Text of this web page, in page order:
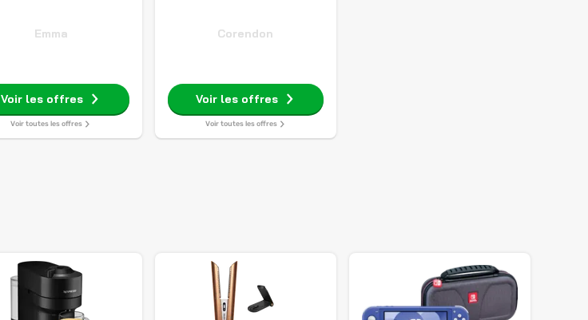
Emma
Voir les offres
Voir toutes les offres
Corendon
Voir les offres
Voir toutes les offres